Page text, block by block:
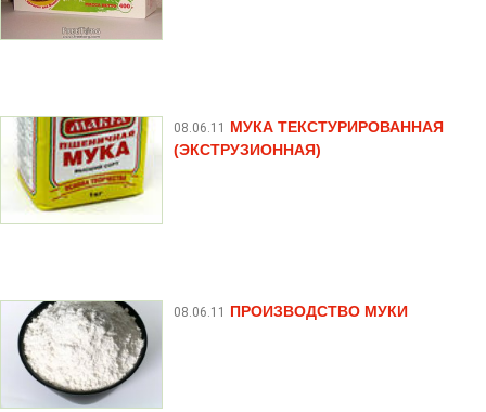
08.06.11 МУКА ТЕКСТУРИРОВАННАЯ
(ЭКСТРУЗИОННАЯ)
08.06.11 ПРОИЗВОДСТВО МУКИ